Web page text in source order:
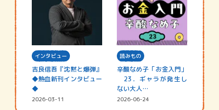
インタビュー
吉良信吾『沈黙と爆弾』
◆熱血新刊インタビュー
◆
2026-03-11
読みもの
辛酸なめ子「お金入門」
23．ギャラが発生し
ない大人…
2026-06-24